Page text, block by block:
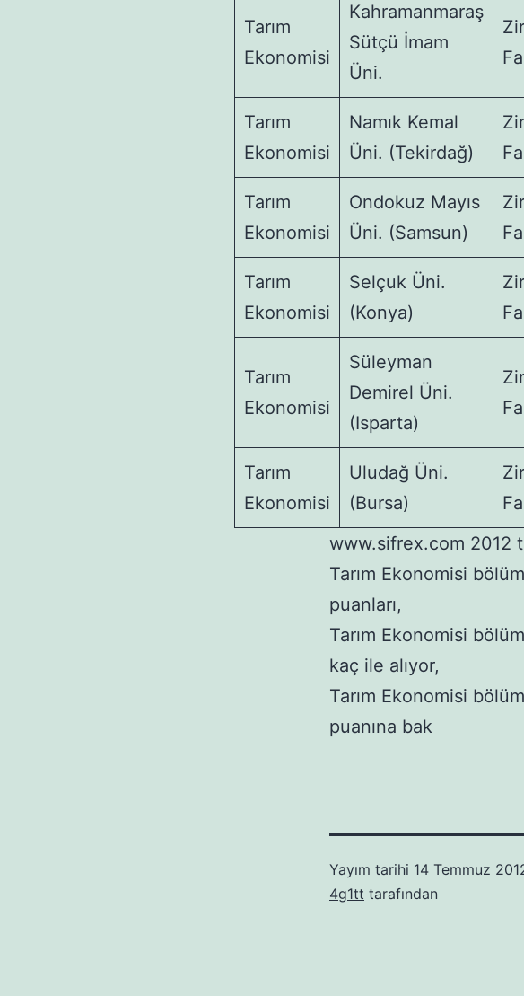
Tarım
Ekonomisi
Kahramanmaraş
Sütçü İmam
Üni.
Tarım
Ekonomisi
Namık Kemal
Üni. (Tekirdağ)
Tarım
Ekonomisi
Ondokuz Mayıs
Üni. (Samsun)
Tarım
Ekonomisi
Selçuk Üni.
(Konya)
Tarım
Ekonomisi
Süleyman
Demirel Üni.
(Isparta)
Tarım
Ekonomisi
Uludağ Üni.
(Bursa)
www.sifrex.com 2012
Tarım Ekonomisi
puanları,
Tarım Ekonomisi
kaç ile alıyor,
Tarım Ekonomisi
puanına bak
Yayım tarihi 14 Temmuz
4g1tt tarafından